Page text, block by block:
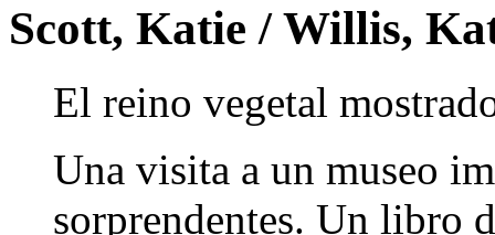
Scott, Katie / Willis,
El reino vegetal
Una visita a un museo
sorprendentes. Un libro